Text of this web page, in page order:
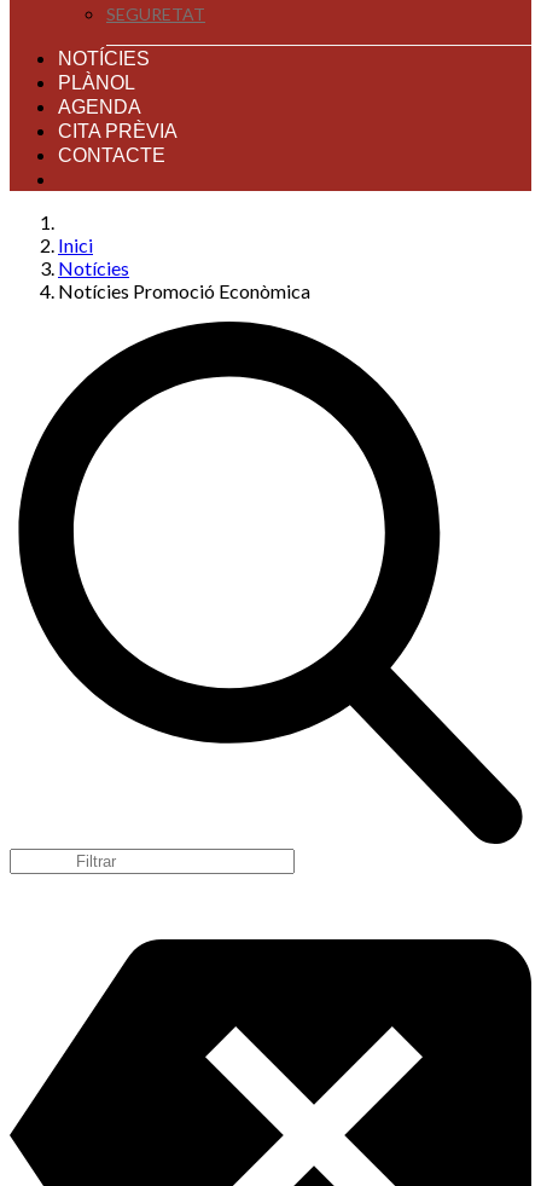
SEGURETAT
NOTÍCIES
PLÀNOL
AGENDA
CITA PRÈVIA
CONTACTE
Inici
Notícies
Notícies Promoció Econòmica